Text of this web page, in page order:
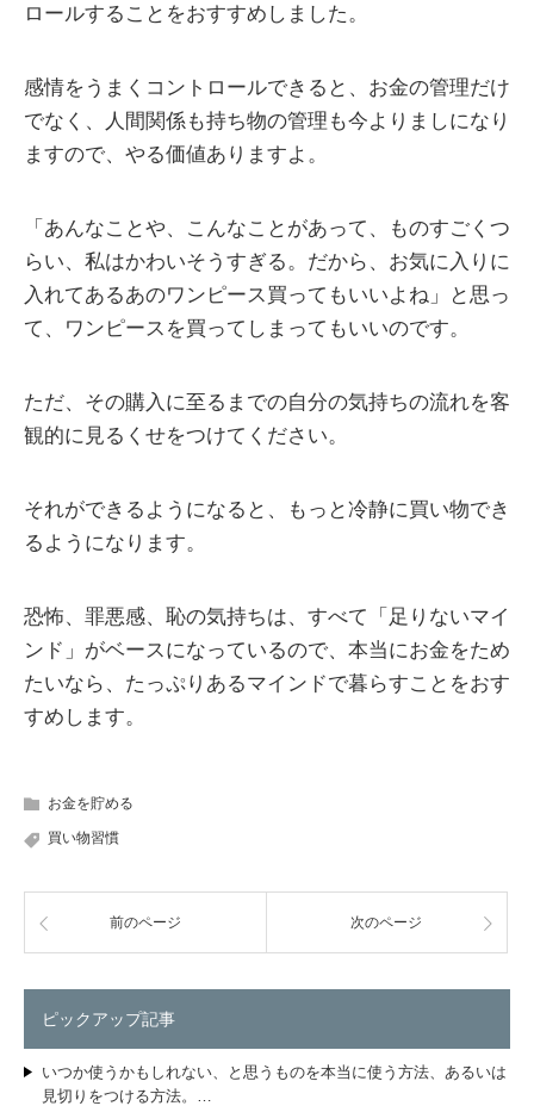
ロールすることをおすすめしました。
感情をうまくコントロールできると、お金の管理だけ
でなく、人間関係も持ち物の管理も今よりましになり
ますので、やる価値ありますよ。
「あんなことや、こんなことがあって、ものすごくつ
らい、私はかわいそうすぎる。だから、お気に入りに
入れてあるあのワンピース買ってもいいよね」と思っ
て、ワンピースを買ってしまってもいいのです。
ただ、その購入に至るまでの自分の気持ちの流れを客
観的に見るくせをつけてください。
それができるようになると、もっと冷静に買い物でき
るようになります。
恐怖、罪悪感、恥の気持ちは、すべて「足りないマイ
ンド」がベースになっているので、本当にお金をため
たいなら、たっぷりあるマインドで暮らすことをおす
すめします。
お金を貯める
買い物習慣
前のページ 次のページ
ピックアップ記事
いつか使うかもしれない、と思うものを本当に使う方法、あるいは
見切りをつける方法。…